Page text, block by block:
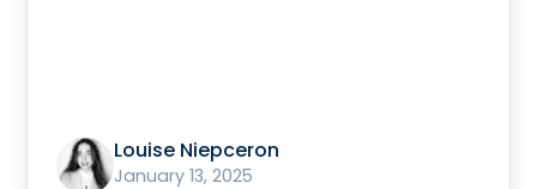
Louise Niepceron
January 13, 2025